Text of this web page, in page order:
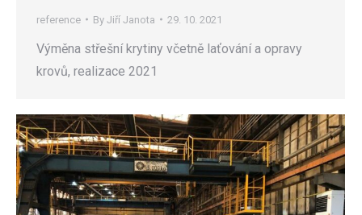
reference By Jiří Janota 29. 10. 2021
Výměna střešní krytiny včetně laťování a opravy
krovů, realizace 2021